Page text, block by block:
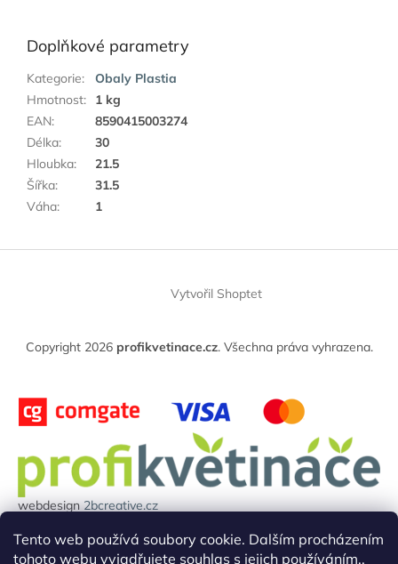
Tento web používá soubory cookie. Dalším procházením
tohoto webu vyjadřujete souhlas s jejich používáním..
Doplňkové parametry
Kategorie:
Obaly Plastia
Hmotnost:
1 kg
EAN:
8590415003274
Délka:
30
Hloubka:
21.5
Šířka:
31.5
Váha: 1
Vytvořil Shoptet
Copyright 2026 profikvetinace.cz. Všechna práva vyhrazena.
webdesign2bcreative.cz